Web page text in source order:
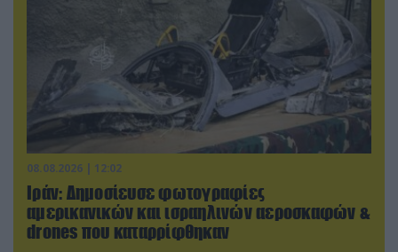
08.08.2026 | 12:02
Ιράν: Δημοσίευσε φωτογραφίες
αμερικανικών και ισραηλινών αεροσκαφών &
drones που καταρρίφθηκαν